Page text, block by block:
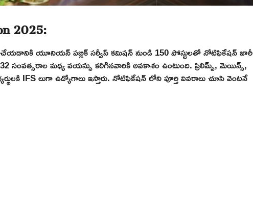
2025:
చేయడానికి యూనియన్ పబ్లిక్ సర్వీస్ కమిషన్ నుండి 150 పోస్టులతో నోటిఫికేషన్ జారీ
సంవత్సరాల మధ్య వయస్సు కలిగినవారికి అవకాశం ఉంటుంది. ప్రిలిమ్స్, మెయిన్స్,
IFS లుగా ఉద్యోగాలు ఇస్తారు. నోటిఫికేషన్ లోని పూర్తి వివరాలు చూసి వెంటనే